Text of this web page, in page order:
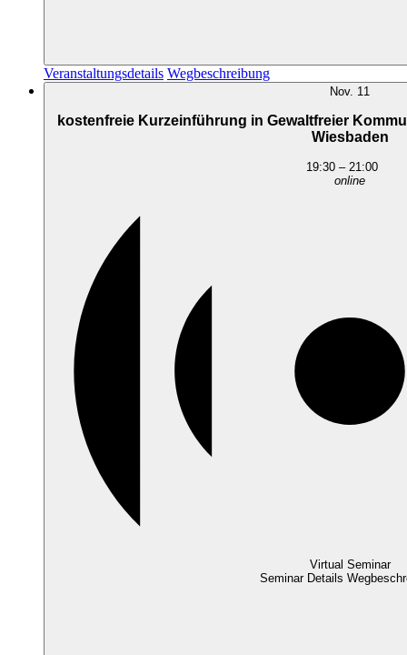
Veranstaltungsdetails Wegbeschreibung
Nov. 11
kostenfreie Kurzeinführung in Gewaltfreier
Wiesbaden
19:30 – 21:00
online
Virtual Seminar
Seminar Details